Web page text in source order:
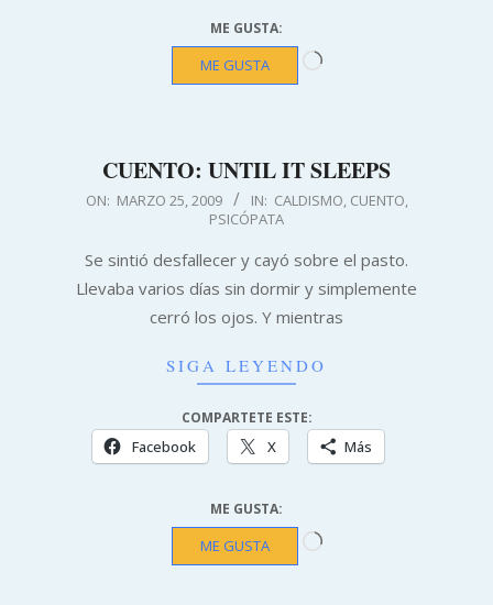
ME GUSTA:
ME GUSTA Cargando...
CUENTO: UNTIL IT SLEEPS
2009-
ON: MARZO 25, 2009 IN: CALDISMO, CUENTO,
PSICÓPATA
Se sintió desfallecer y cayó sobre el pasto.
Llevaba varios días sin dormir y simplemente
cerró los ojos. Y mientras
SIGA LEYENDO
COMPARTETE ESTE:
Facebook X Más
ME GUSTA:
ME GUSTA Cargando...